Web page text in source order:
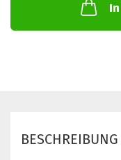
BESCHREIBUNG